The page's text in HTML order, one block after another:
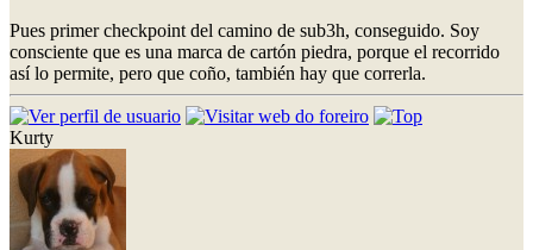
Pues primer checkpoint del camino de sub3h, conseguido. Soy
consciente que es una marca de cartón piedra, porque el recorrido
así lo permite, pero que coño, también hay que correrla.
Kurty